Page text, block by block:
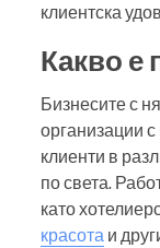
клиентска
Какво е
Бизнесите с
организации
клиенти в
по света.
като
красота и